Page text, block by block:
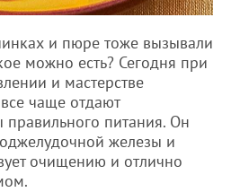
и пюре тоже вызывали
можно есть? Сегодня при
и мастерстве
чаще отдают
правильного питания. Он
железы и
очищению и отлично